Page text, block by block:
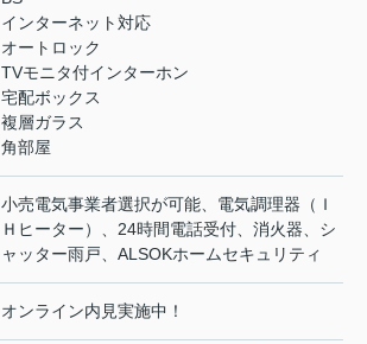
インターネット対応
オートロック
TVモニタ付インターホン
宅配ボックス
複層ガラス
角部屋
小売電気事業者選択が可能、電気調理器（Ｉ
Ｈヒーター）、24時間電話受付、消火器、シ
ャッター雨戸、ALSOKホームセキュリティ
オンライン内見実施中！